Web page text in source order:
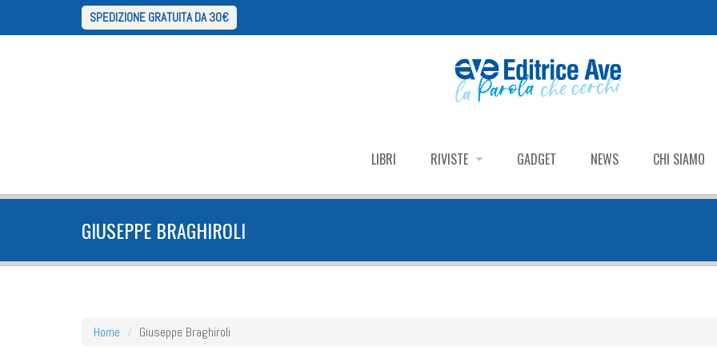
SPEDIZIONE GRATUITA DA 30€
LIBRI RIVISTE GADGET NEWS CHI SIAMO
GIUSEPPE BRAGHIROLI
Home Giuseppe Braghiroli